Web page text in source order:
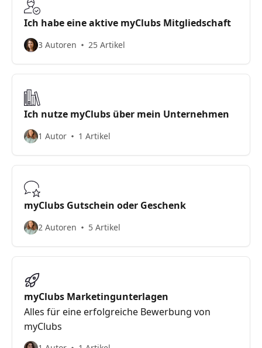
Ich habe eine aktive myClubs Mitgliedschaft
3 Autoren 25 Artikel
Ich nutze myClubs über mein Unternehmen
1 Autor 1 Artikel
myClubs Gutschein oder Geschenk
2 Autoren 5 Artikel
myClubs Marketingunterlagen
Alles für eine erfolgreiche Bewerbung von
myClubs